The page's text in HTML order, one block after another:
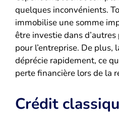
quelques inconvénients.
immobilise une somme
être investie dans
pour l’entreprise. De plus,
déprécie rapidement, ce
perte financière lors de la
Crédit